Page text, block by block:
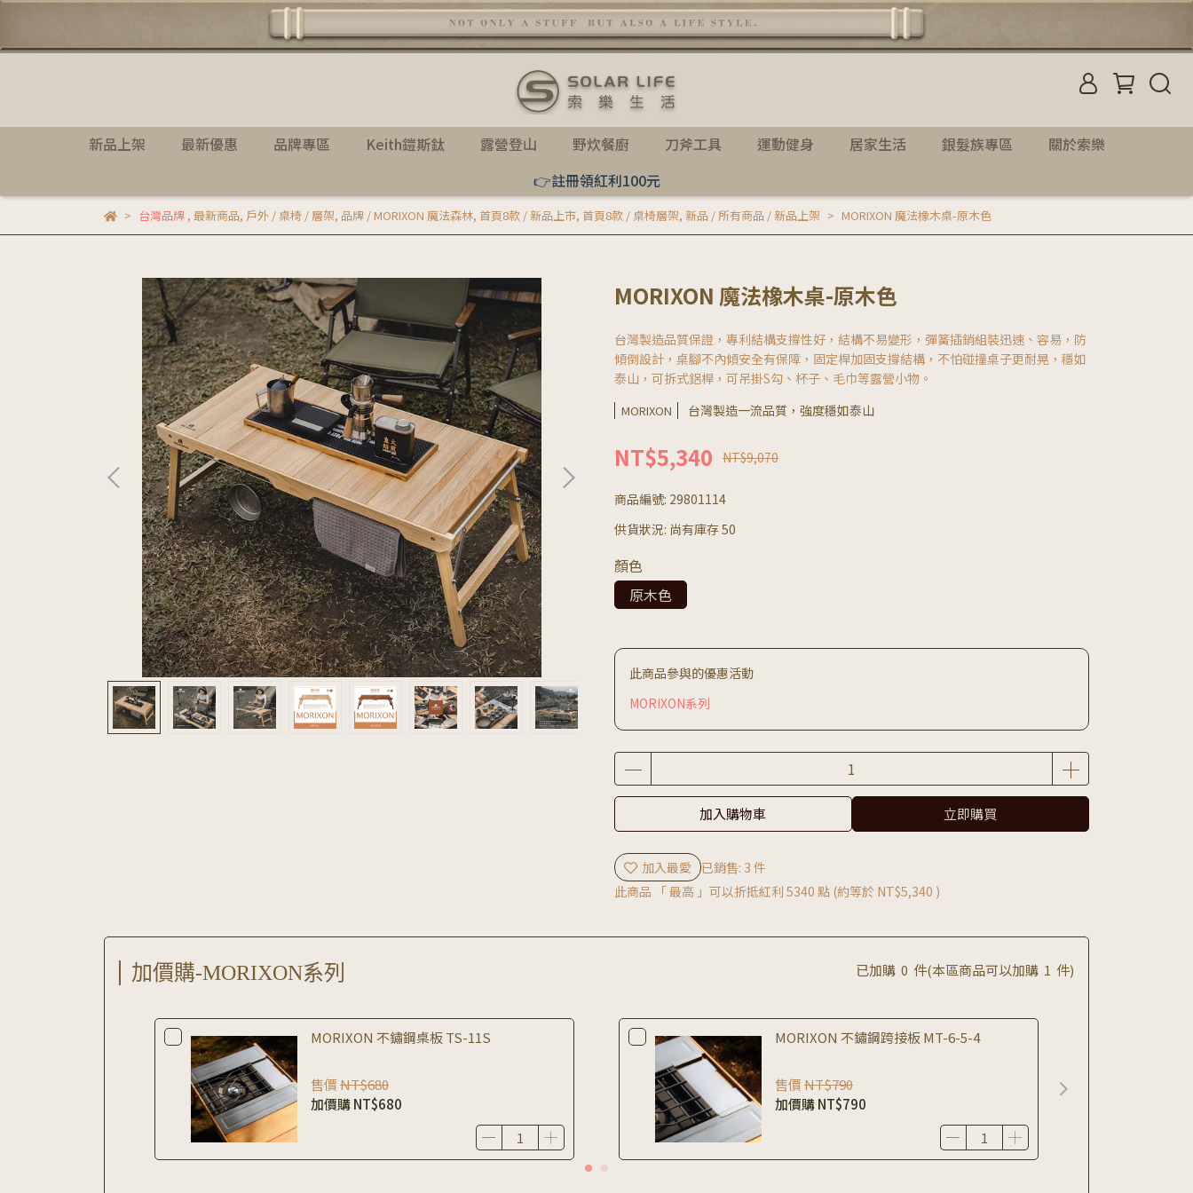
新品上架 最新優惠 品牌專區 Keith鎧斯鈦 露營登山 野炊餐廚 刀斧工具 運動健身 居家生活 銀髮族專區
關於索樂
👉註冊領紅利100元
台灣品牌, 最新商品, 戶外 / 桌椅 / 層架, 品牌 / MORIXON 魔法森林, 首頁8款 / 新品上市, 首頁8款 / 桌椅層架, 新品 / 所有商品 / 新品上架 MORIXON 魔法橡木桌-原木色
MORIXON 魔法橡木桌-原木色
台灣製造品質保證，專利結構支撐性好，結構不易變形，彈簧插銷組裝迅速、容易，防
傾倒設計，桌腳不內傾安全有保障，固定桿加固支撐結構，不怕碰撞桌子更耐晃，穩如
泰山，可拆式鋁桿，可吊掛S勾、杯子、毛巾等露營小物。
MORIXON 台灣製造一流品質，強度穩如泰山
NT$5,340 NT$9,070
商品編號: 29801114
供貨狀況: 尚有庫存 50
顏色
原木色
此商品參與的優惠活動
MORIXON系列
加入購物車 立即購買
加入最愛
已銷售: 3 件
此商品 「 最高 」可以折抵紅利 5340 點 (約等於 NT$5,340 )
加價購-MORIXON系列 已加購 0 件(本區商品可以加購 1 件)
MORIXON 不鏽鋼桌板 TS-11S
售價NT$680
加價購NT$680
MORIXON 不鏽鋼跨接板 MT-6-5-4
售價NT$790
加價購NT$790